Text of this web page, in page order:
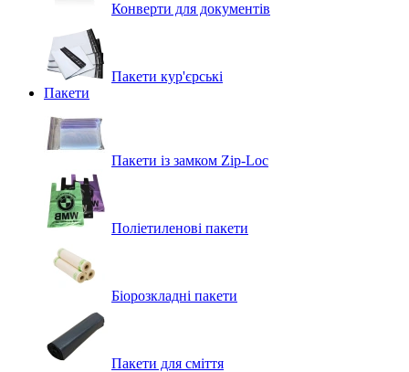
Конверти для документів
Пакети кур'єрські
Пакети
Пакети із замком Zip-Loc
Поліетиленові пакети
Біорозкладні пакети
Пакети для сміття